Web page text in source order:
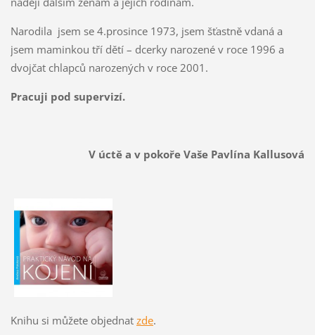
Narodila jsem se 4.prosince 1973, jsem šťastně vdaná a
jsem maminkou tří dětí – dcerky narozené v roce 1996 a
dvojčat chlapců narozených v roce 2001.
Pracuji pod supervizí.
V úctě a v pokoře Vaše Pavlína Kallusová
Knihu si můžete objednat zde.